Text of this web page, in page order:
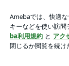
アプリをダウン
ょう。